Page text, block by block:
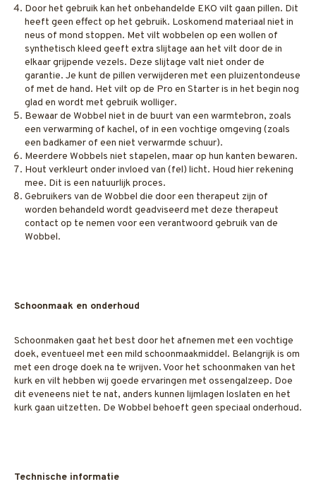
Door het gebruik kan het onbehandelde EKO vilt gaan pillen. Dit
heeft geen effect op het gebruik. Loskomend materiaal niet in
neus of mond stoppen. Met vilt wobbelen op een wollen of
synthetisch kleed geeft extra slijtage aan het vilt door de in
elkaar grijpende vezels. Deze slijtage valt niet onder de
garantie. Je kunt de pillen verwijderen met een pluizentondeuse
of met de hand. Het vilt op de Pro en Starter is in het begin nog
glad en wordt met gebruik wolliger.
Bewaar de Wobbel niet in de buurt van een warmtebron, zoals
een verwarming of kachel, of in een vochtige omgeving (zoals
een badkamer of een niet verwarmde schuur).
Meerdere Wobbels niet stapelen, maar op hun kanten bewaren.
Hout verkleurt onder invloed van (fel) licht. Houd hier rekening
mee. Dit is een natuurlijk proces.
Gebruikers van de Wobbel die door een therapeut zijn of
worden behandeld wordt geadviseerd met deze therapeut
contact op te nemen voor een verantwoord gebruik van de
Wobbel.
Schoonmaak en onderhoud
Schoonmaken gaat het best door het afnemen met een vochtige
doek, eventueel met een mild schoonmaakmiddel. Belangrijk is om
met een droge doek na te wrijven. Voor het schoonmaken van het
kurk en vilt hebben wij goede ervaringen met ossengalzeep. Doe
dit eveneens niet te nat, anders kunnen lijmlagen loslaten en het
kurk gaan uitzetten. De Wobbel behoeft geen speciaal onderhoud.
Technische informatie